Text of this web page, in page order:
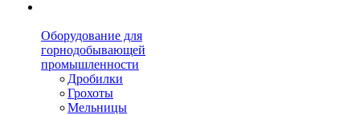
Оборудование для
горнодобывающей
промышленности
Дробилки
Грохоты
Мельницы